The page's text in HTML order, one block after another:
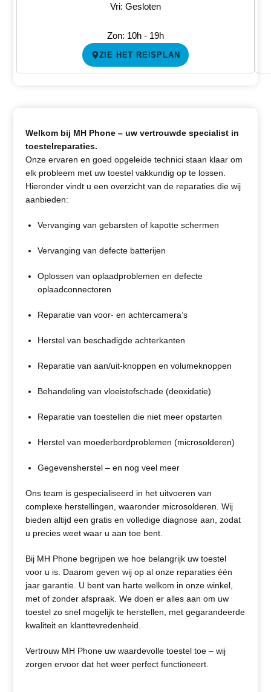
Vri: Gesloten
Zon: 10h - 19h
ZIE HET REISPLAN
Welkom bij MH Phone – uw vertrouwde specialist in
toestelreparaties.
Onze ervaren en goed opgeleide technici staan klaar om
elk probleem met uw toestel vakkundig op te lossen.
Hieronder vindt u een overzicht van de reparaties die wij
aanbieden:
Vervanging van gebarsten of kapotte schermen
Vervanging van defecte batterijen
Oplossen van oplaadproblemen en defecte
oplaadconnectoren
Reparatie van voor- en achtercamera’s
Herstel van beschadigde achterkanten
Reparatie van aan/uit-knoppen en volumeknoppen
Behandeling van vloeistofschade (deoxidatie)
Reparatie van toestellen die niet meer opstarten
Herstel van moederbordproblemen (microsolderen)
Gegevensherstel – en nog veel meer
Ons team is gespecialiseerd in het uitvoeren van
complexe herstellingen, waaronder microsolderen. Wij
bieden altijd een gratis en volledige diagnose aan, zodat
u precies weet waar u aan toe bent.
Bij MH Phone begrijpen we hoe belangrijk uw toestel
voor u is. Daarom geven wij op al onze reparaties één
jaar garantie. U bent van harte welkom in onze winkel,
met of zonder afspraak. We doen er alles aan om uw
toestel zo snel mogelijk te herstellen, met gegarandeerde
kwaliteit en klanttevredenheid.
Vertrouw MH Phone uw waardevolle toestel toe – wij
zorgen ervoor dat het weer perfect functioneert.